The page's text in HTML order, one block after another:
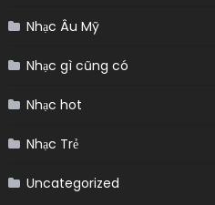
Nhạc Âu Mỹ
Nhạc gì cũng có
Nhạc hot
Nhạc Trẻ
Uncategorized